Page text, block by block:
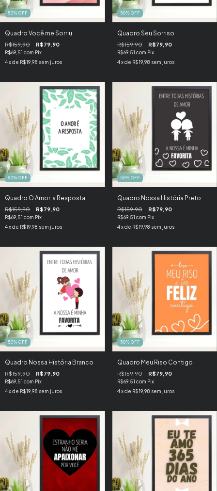
50% OFF
Quadro Você me Sorriu
R$159,90 R$79,90
R$69,51 com Pix
4x de R$19,98 sem juros
50% OFF
Quadro Seu Sorriso
R$159,90 R$79,90
R$69,51 com Pix
4 x de R$19,98 sem juros
50% OFF
Quadro O Amor  a Resposta
R$159,90 R$79,90
R$69,51 com Pix
4x de R$19,98 sem juros
50% OFF
Quadro Nossa História Preto
R$159,90 R$79,90
R$69,51 com Pix
4 x de R$19,98 sem juros
50% OFF
Quadro Nossa História Branco
R$159,90 R$79,90
R$69,51 com Pix
4x de R$19,98 sem juros
50% OFF
Quadro Meu Riso Contigo
R$159,90 R$79,90
R$69,51 com Pix
4 x de R$19,98 sem juros